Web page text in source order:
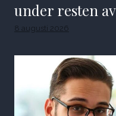
under resten
8 augusti 2026